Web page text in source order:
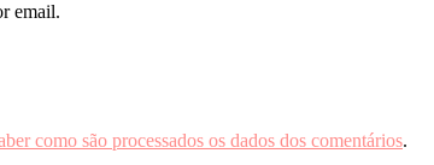
email.
como são processados os dados dos comentários.